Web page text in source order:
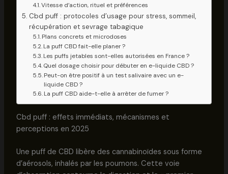
Vitesse d’action, rituel et préférences
Cbd puff : protocoles d’usage pour stress, sommeil,
récupération et sevrage tabagique
Plans concrets et microdoses
La puff CBD fait-elle planer ?
Les puffs jetables sont-elles autorisées en France ?
Quel dosage choisir pour débuter en e-liquide CBD ?
Peut-on être positif à un test salivaire avec un e-
liquide CBD ?
La puff CBD aide-t-elle à arrêter de fumer ?
Cbd puff : effets immédiats, mécanismes et
perceptions en 2025
Une puff de CBD libère des cannabinoïdes sous forme
d’aérosols, inhalés par les poumons. Cette voie